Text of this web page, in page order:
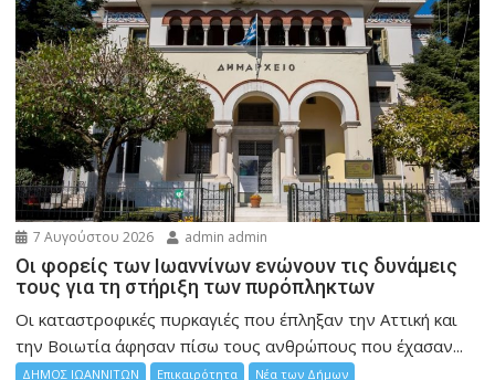
7 Αυγούστου 2026 admin admin
Οι φορείς των Ιωαννίνων ενώνουν τις δυνάμεις
τους για τη στήριξη των πυρόπληκτων
Οι καταστροφικές πυρκαγιές που έπληξαν την Αττική και
την Bοιωτία άφησαν πίσω τους ανθρώπους που έχασαν...
ΔΗΜΟΣ ΙΩΑΝΝΙΤΩΝ Επικαιρότητα Νέα των Δήμων